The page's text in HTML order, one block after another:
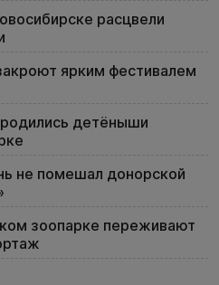
расцвели
ярким фестивалем
детёныши
не помешал донорской
зоопарке переживают